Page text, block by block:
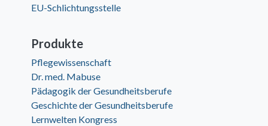
EU-Schlichtungsstelle
Produkte
Pflegewissenschaft
Dr. med. Mabuse
Pädagogik der Gesundheitsberufe
Geschichte der Gesundheitsberufe
Lernwelten Kongress